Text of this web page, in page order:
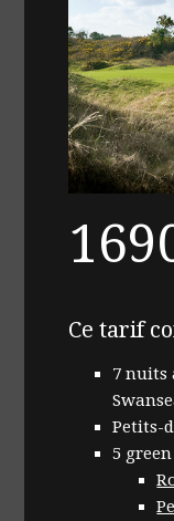
Ce tarif
7 nuits
Petits-
5 green